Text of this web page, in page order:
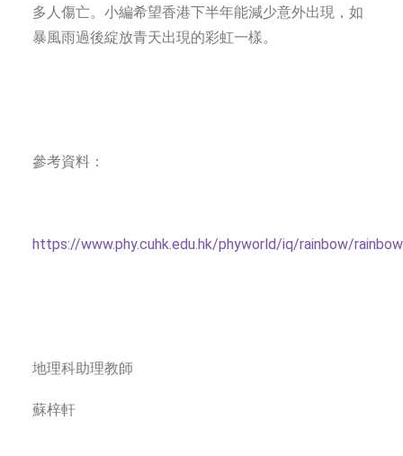
多人傷亡。小編希望香港下半年能減少意外出現，如
暴風雨過後綻放青天出現的彩虹一樣。
參考資料：
https://www.phy.cuhk.edu.hk/phyworld/iq/rainbow/
地理科助理教師
蘇梓軒